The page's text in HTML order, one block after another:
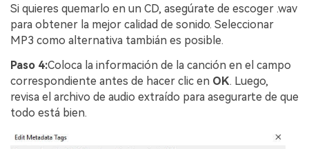
Si quieres quemarlo en un CD, asegúrate de escoger .wav
para obtener la mejor calidad de sonido. Seleccionar
MP3 como alternativa tambián es posible.
Paso 4:Coloca la información de la canción en el campo
correspondiente antes de hacer clic en OK. Luego,
revisa el archivo de audio extraído para asegurarte de que
todo está bien.